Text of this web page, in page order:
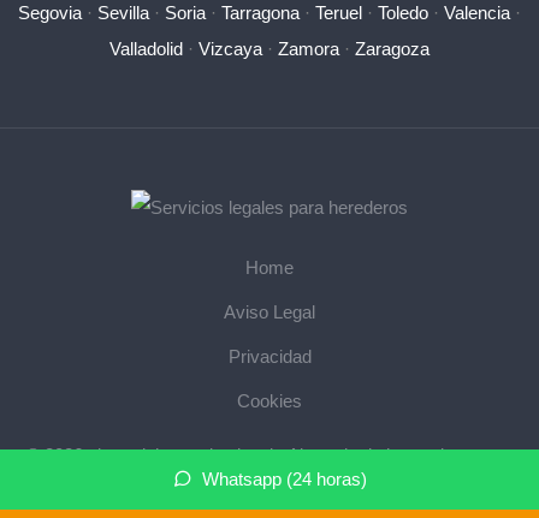
Whatsapp (24 horas)
Segovia · Sevilla · Soria · Tarragona · Teruel · Toledo · Valencia ·
Valladolid · Vizcaya · Zamora · Zaragoza
Home
Aviso Legal
Privacidad
Cookies
© 2026 abogadoherencias.legal · Abogado de herencias cerca
de mi ·Mapa del sitio